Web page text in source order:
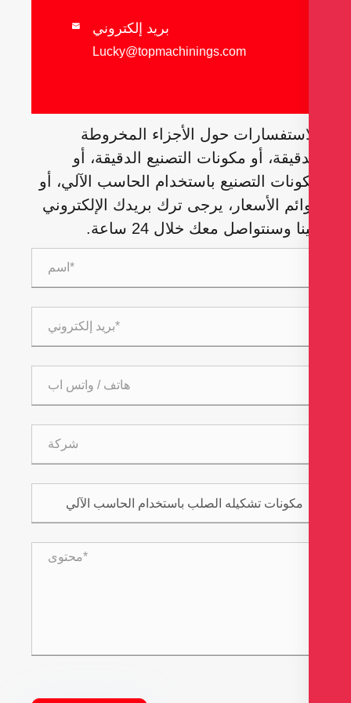
بريد إلكتروني
Lucky@topmachinings.com
حول الأجزاء المخروطة
أو مكونات التصنيع الدقيقة، أو
التصنيع باستخدام الحاسب الآلي، أو
الأسعار، يرجى ترك بريدك الإلكتروني
وسنتواصل معك خلال 24 ساعة.